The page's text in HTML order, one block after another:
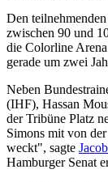
Den
zwischen 90 und
die Colorline
gerade um zwei
Neben
(IHF), Hassan
der Tribüne Platz
Simons mit von
weckt", sagte
Hamburger Senat